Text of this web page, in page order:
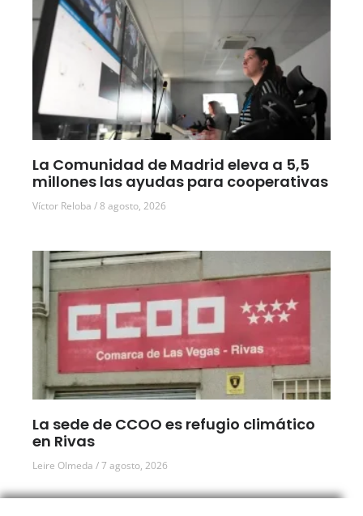
La Comunidad de Madrid eleva a 5,5
millones las ayudas para cooperativas
Víctor Reloba 8 agosto, 2026
La sede de CCOO es refugio climático
en Rivas
Leire Olmeda 7 agosto, 2026